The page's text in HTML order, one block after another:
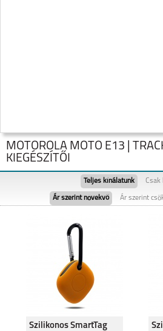
MOTOROLA MOTO E13 |
KIEGÉSZÍTŐI
Teljes kínálatunk Csak
Ár szerint növekvő Ár szerint
Szilikonos SmartTag